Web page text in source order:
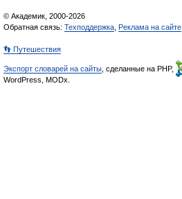
© Академик, 2000-2026
Обратная связь: Техподдержка Реклама на сайте
👣 Путешествия
Экспорт словарей на сайты , сделанные на PHP,
WordPress, MODx.